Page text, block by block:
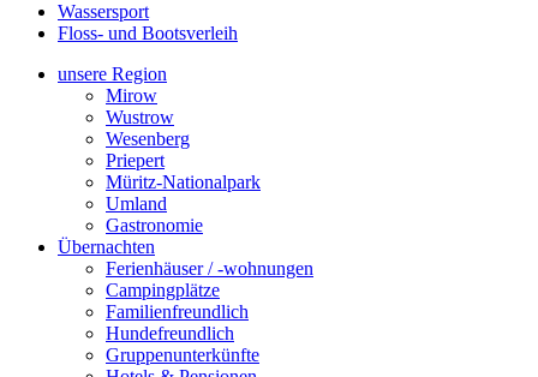
Wassersport
Floss- und Bootsverleih
unsere Region
Mirow
Wustrow
Wesenberg
Priepert
Müritz-Nationalpark
Umland
Gastronomie
Übernachten
Ferienhäuser / -wohnungen
Campingplätze
Familienfreundlich
Hundefreundlich
Gruppenunterkünfte